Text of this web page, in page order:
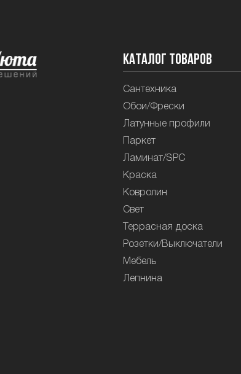
Каталог товаров
Сантехника
Обои/Фрески
Латунные профили
Паркет
Ламинат/SPC
Краска
Ковролин
Свет
Террасная доска
Розетки/Выключатели
Мебель
Лепнина